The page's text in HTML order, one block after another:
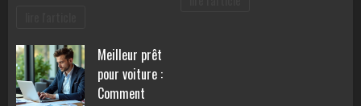
bien
choisir
Meilleur prêt
pour voiture :
Comment